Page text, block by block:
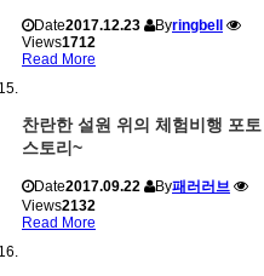
Date2017.12.23 Byringbell
Views1712
Read More
찬란한 설원 위의 체험비행 포토
스토리~
Date2017.09.22 By패러러브
Views2132
Read More